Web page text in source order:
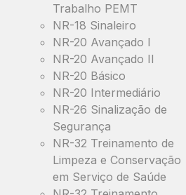
Trabalho PEMT
NR-18 Sinaleiro
NR-20 Avançado I
NR-20 Avançado II
NR-20 Básico
NR-20 Intermediário
NR-26 Sinalização de
Segurança
NR-32 Treinamento de
Limpeza e Conservação
em Serviço de Saúde